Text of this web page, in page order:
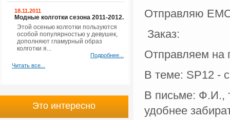
Отправляю
Заказ:
Отправляем на
В теме: SP12 -
В письме: Ф.И.,
удобнее
18.11.2011
Модные колготки сезона 2011-2012.
Этой осенью колготки пользуются
особой популярностью у девушек,
дополняют гламурный образ
колготки я...
Подробнее...
Читать все...
Это интересно